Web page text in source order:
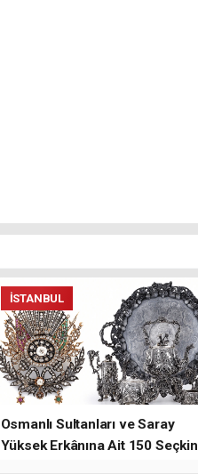
İSTANBUL
Osmanlı Sultanları ve Saray
Yüksek Erkânına Ait 150 Seçkin